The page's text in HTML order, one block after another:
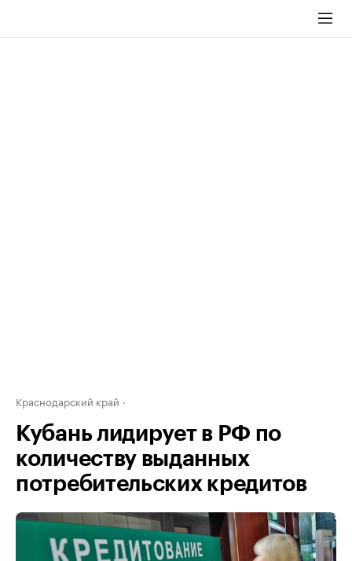
Краснодарский край
Кубань лидирует в РФ по
количеству выданных
потребительских кредитов